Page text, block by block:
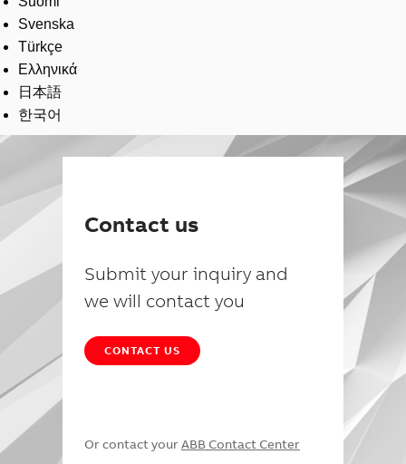
Svenska
Türkçe
Ελληνικά
日本語
한국어
Contact us
Submit your inquiry and
we will contact you
CONTACT US
Or contact your ABB Contact Center